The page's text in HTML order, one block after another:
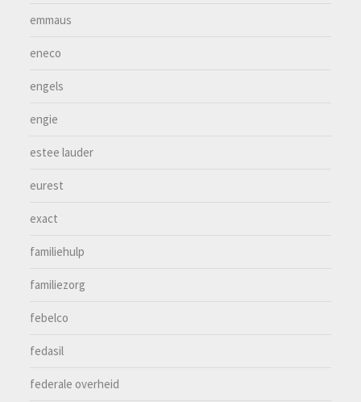
emmaus
eneco
engels
engie
estee lauder
eurest
exact
familiehulp
familiezorg
febelco
fedasil
federale overheid